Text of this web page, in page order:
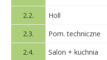
2.2. Holl
2.3. Pom. techniczne
2.4. Salon + kuchnia